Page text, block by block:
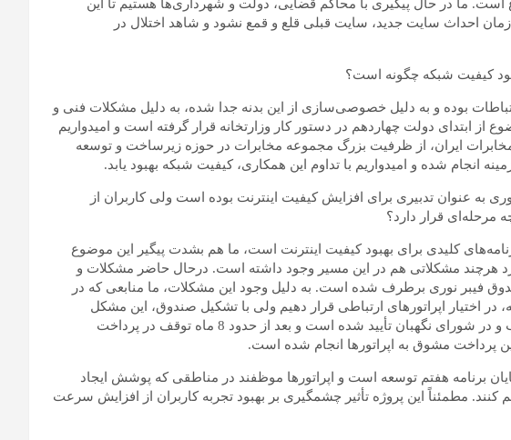
ما در حال پیگیری با محاکم قضایی، دولت و شهرداری‌ها هستیم تا این
زمان احداث سایت جدید، سایت قبلی قلع و قمع نشود و شاهد اختلال در
کیفیت شبکه چگونه است؟
بوده و به دلیل خصوصی‌سازی از این بدنه جدا شده، به دلیل مشکلات فنی و
ابتدای دولت چهاردهم در دستور کار وزارتخانه قرار گرفته است و امیدواریم
ایران، از ظرفیت بزرگ مجموعه مخابرات در حوزه زیرساخت و توسعه
انجام شده و امیدواریم با تداوم این همکاری، کیفیت شبکه بهبود یابد.
به عنوان تدبیری برای افزایش کیفیت اینترنت بوده است ولی کاربران از
مرحله‌ای قرار دارد؟
کلیدی برای بهبود کیفیت اینترنت است، ما هم بشدت پیگیر این موضوع
هرچند مشکلاتی هم در این مسیر وجود داشته است. درحال حاضر مشکلات و
فیبر نوری برطرف شده است. به دلیل وجود این مشکلات، ما منابعی که در
در اختیار اپراتورهای ارتباطی قرار دهیم ولی با تشکیل صندوق، این مشکل
برطرف شد. اساسنامه صندوق در دولت تصویب و در شورای نگهبان تأیید شده است و بعد از حدود 8 ماه توقف در پرداخت
پرداخت‌ مشوق به اپراتورها انجام شده است.
نوری تا پایان برنامه هفتم توسعه است و اپراتورها موظفند در مناطقی که پوشش ایجاد
مطمئناً این پروژه تأثیر چشمگیری بر بهبود تجربه کاربران از افزایش سرعت